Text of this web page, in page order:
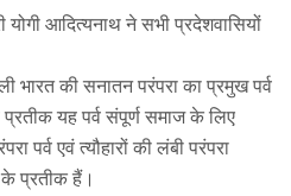
आदित्यनाथ ने सभी प्रदेशवासियों
भारत की सनातन परंपरा का प्रमुख पर्व
यह पर्व संपूर्ण समाज के लिए
पर्व एवं त्यौहारों की लंबी परंपरा
के प्रतीक हैं।